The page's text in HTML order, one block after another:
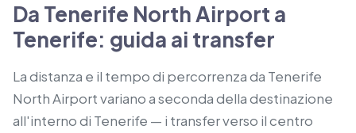
Da Tenerife North Airport a
Tenerife: guida ai transfer
La distanza e il tempo di percorrenza da Tenerife
North Airport variano a seconda della destinazione
all'interno di Tenerife — i transfer verso il centro